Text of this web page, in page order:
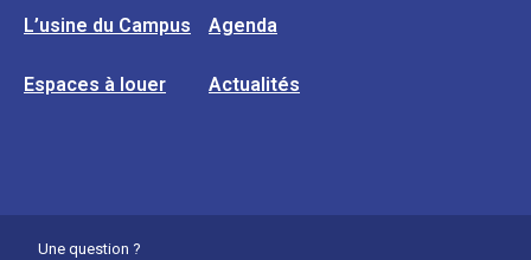
L’usine du Campus Agenda
Espaces à louer Actualités
Une question ?